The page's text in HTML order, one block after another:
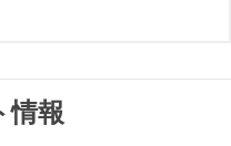
情報